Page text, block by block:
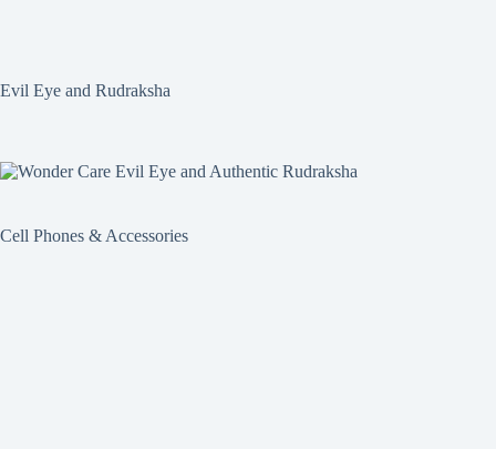
Evil Eye and Rudraksha
Cell Phones & Accessories